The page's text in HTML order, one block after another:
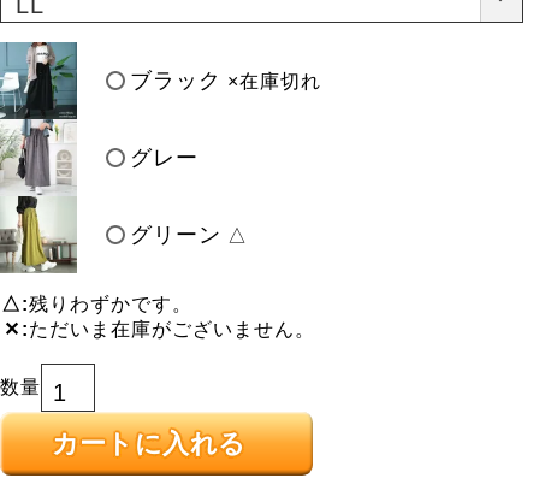
ブラック ×在庫切れ
グレー
グリーン △
△ 残りわずかです。
✕ ただいま在庫がございません。
カートに入れる